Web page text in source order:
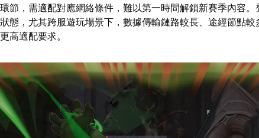
節，需適配對應網絡條件，難以第一時間解鎖新賽季內容。
態，尤其跨服遊玩場景下，數據傳輸鏈路較長、途經節點
高適配要求。